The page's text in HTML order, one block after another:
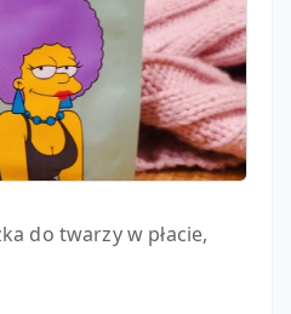
do twarzy w płacie,